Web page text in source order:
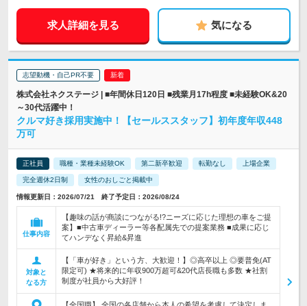
求人詳細を見る 気になる
志望動機・自己PR不要
株式会社ネクステージ | ■年間休日120日 ■残業月17h程度 ■未経験OK&20
～30代活躍中！
クルマ好き採用実施中！【セールススタッフ】初年度年収448
万可
正社員 職種・業種未経験OK 第二新卒歓迎 転勤なし 上場企業
完全週休2日制 女性のおしごと掲載中
情報更新日：2026/07/21 終了予定日：2026/08/24
仕事内容
【趣味の話が商談につながる!?ニーズに応じた理想の車をご提
案】■中古車ディーラー等各配属先での提案業務 ■成果に応じ
てハンデなく昇給&昇進
対象と
なる方
【「車が好き」という方、大歓迎！】◎高卒以上 ◎要普免(AT
限定可) ★将来的に年収900万超可&20代店長職も多数 ★社割
制度が社員から大好評！